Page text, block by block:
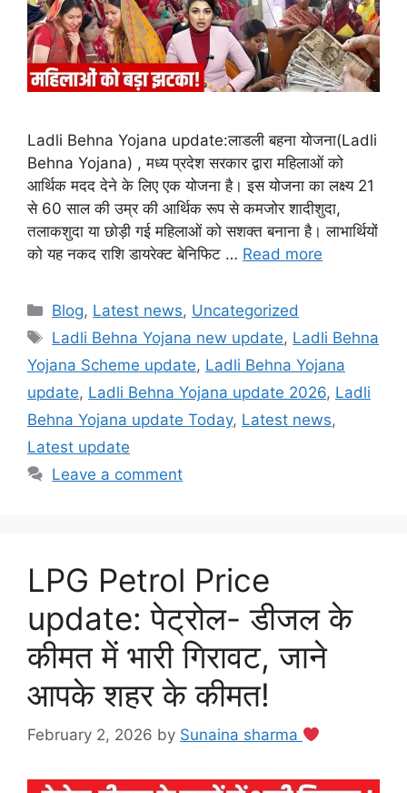
Ladli Behna Yojana update:लाडली बहना योजना(Ladli
Behna Yojana) , मध्य प्रदेश सरकार द्वारा महिलाओं को
आर्थिक मदद देने के लिए एक योजना है। इस योजना का लक्ष्य 21
से 60 साल की उम्र की आर्थिक रूप से कमजोर शादीशुदा,
तलाकशुदा या छोड़ी गई महिलाओं को सशक्त बनाना है। लाभार्थियों
को यह नकद राशि डायरेक्ट बेनिफिट … Read more
Categories
Blog, Latest news, Uncategorized
Tags
Ladli Behna Yojana new update, Ladli Behna
Yojana Scheme update, Ladli Behna Yojana
update, Ladli Behna Yojana update 2026, Ladli
Behna Yojana update Today, Latest news,
Latest update
Leave a comment
LPG Petrol Price
update: पेट्रोल- डीजल के
कीमत में भारी गिरावट, जाने
आपके शहर के कीमत!
February 2, 2026 by Sunaina sharma